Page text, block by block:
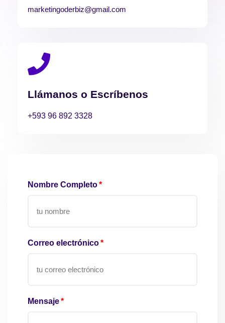
marketingoderbiz@gmail.com
Llámanos o Escríbenos
+593 96 892 3328
Nombre Completo
Correo electrónico
Mensaje